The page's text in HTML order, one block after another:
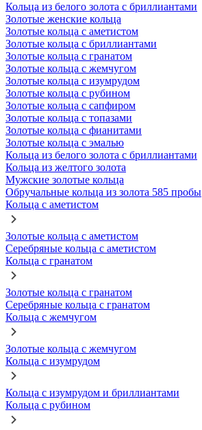
Кольца из белого золота с бриллиантами
Золотые женские кольца
Золотые кольца с аметистом
Золотые кольца с бриллиантами
Золотые кольца с гранатом
Золотые кольца с жемчугом
Золотые кольца с изумрудом
Золотые кольца с рубином
Золотые кольца с сапфиром
Золотые кольца с топазами
Золотые кольца с фианитами
Золотые кольца с эмалью
Кольца из белого золота с бриллиантами
Кольца из желтого золота
Мужские золотые кольца
Обручальные кольца из золота 585 пробы
Кольца с аметистом
Золотые кольца с аметистом
Серебряные кольца с аметистом
Кольца с гранатом
Золотые кольца с гранатом
Серебряные кольца с гранатом
Кольца с жемчугом
Золотые кольца с жемчугом
Кольца с изумрудом
Кольца с изумрудом и бриллиантами
Кольца с рубином